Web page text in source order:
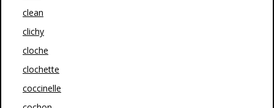
clean
clichy
cloche
clochette
coccinelle